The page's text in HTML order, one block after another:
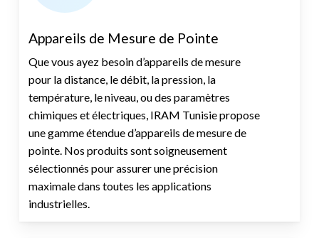
Appareils de Mesure de Pointe
Que vous ayez besoin d’appareils de mesure
pour la distance, le débit, la pression, la
température, le niveau, ou des paramètres
chimiques et électriques, IRAM Tunisie propose
une gamme étendue d’appareils de mesure de
pointe. Nos produits sont soigneusement
sélectionnés pour assurer une précision
maximale dans toutes les applications
industrielles.